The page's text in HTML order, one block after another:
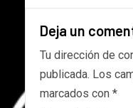
Deja un
Tu dirección de
publicada. Los
marcados con *